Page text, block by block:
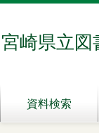
宮崎県立図
資料検索